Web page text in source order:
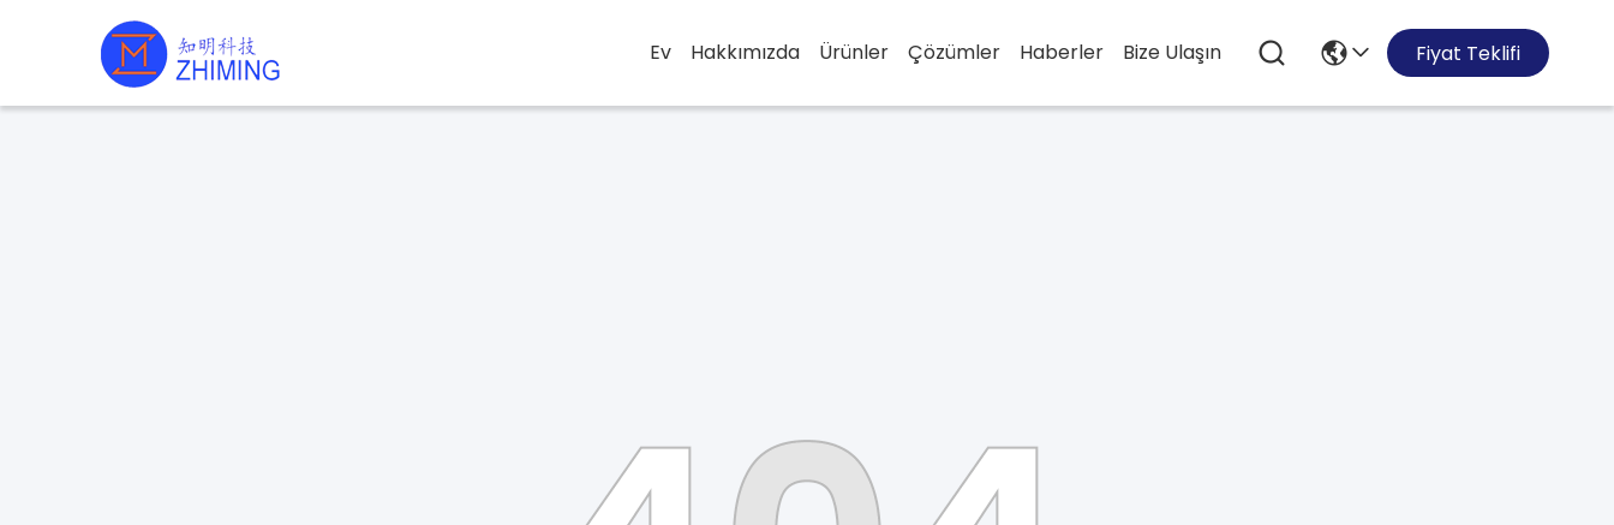
Ev Hakkımızda Ürünler Çözümler Haberler Bize Ulaşın Fiyat Teklifi